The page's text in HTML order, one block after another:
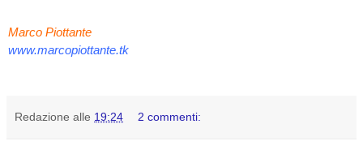
Marco Piottante
www.marcopiottante.tk
Redazione alle 19:24 2 commenti: